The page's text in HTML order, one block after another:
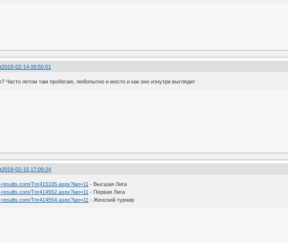
2019-02-14 00:50:51
Часто летом там пробегаю, любопытно и место и как оно изнутри выглядит
2019-02-15 17:09:24
Tnr415105.aspx?lan=11 - Высшая Лига
Tnr414552.aspx?lan=11 - Первая Лига
Tnr414554.aspx?lan=11 - Женский турнир